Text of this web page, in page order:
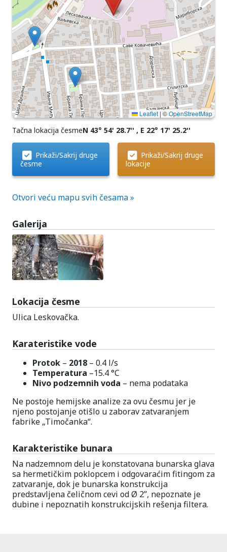
Leaflet | ©OpenStreetMap
Tačna lokacija česmeN 43° 54' 28.7'' , E 22° 17' 25.2''
Prikaži/Sakrij druge
česme
Prikaži/Sakrij druge
lokacije
Otvori veću mapu svih česama »
Galerija
Lokacija česme
Ulica Leskovačka.
Karateristike vode
Protok – 2018 – 0.4 l/s
Temperatura –15.4 °C
Nivo podzemnih voda – nema podataka
Ne postoje hemijske analize za ovu česmu jer je
njeno postojanje otišlo u zaborav zatvaranjem
fabrike „Timočanka“.
Karakteristike bunara
Na nadzemnom delu je konstatovana bunarska glava
sa hermetičkim poklopcem i odgovaraćim fitingom za
zatvaranje, dok je bunarska konstrukcija
predstavljena čeličnom cevi od Ø 2”, nepoznate je
dubine i nepoznatih konstrukcijskih rešenja filtera.